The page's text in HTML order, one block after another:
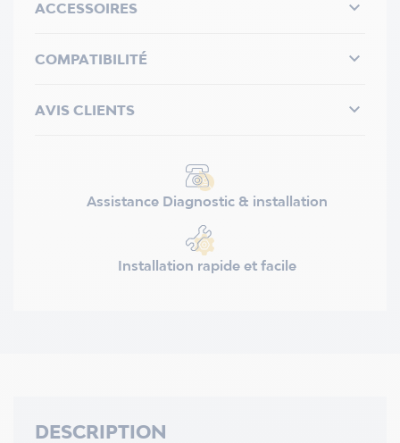
ACCESSOIRES 
COMPATIBILITÉ 
AVIS CLIENTS 
Assistance Diagnostic & installation
Installation rapide et facile
DESCRIPTION